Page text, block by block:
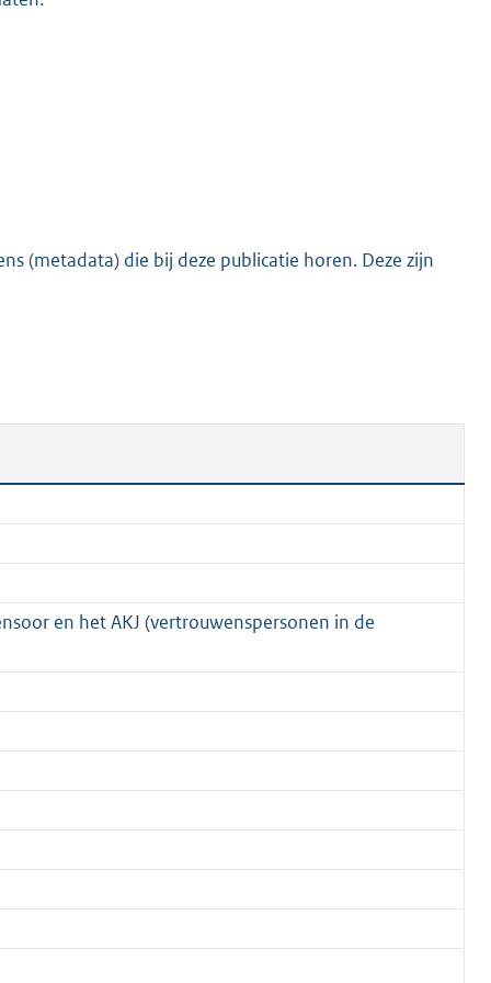
(metadata) die bij deze publicatie horen. Deze zijn
en het AKJ (vertrouwenspersonen in de